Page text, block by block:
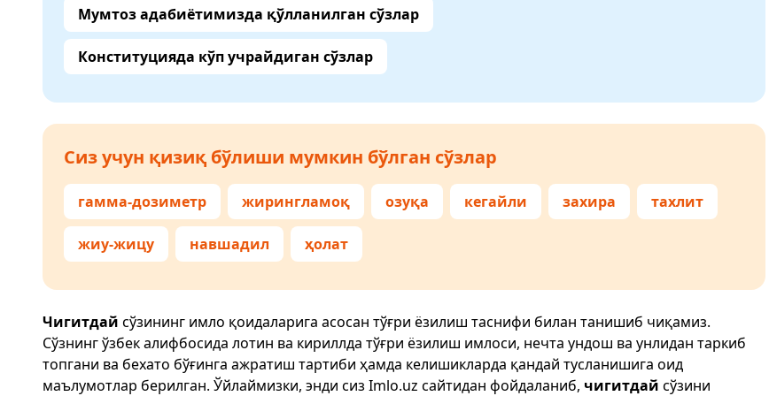
Мумтоз адабиётимизда қўлланилган сўзлар
Конституцияда кўп учрайдиган сўзлар
Сиз учун қизиқ бўлиши мумкин бўлган сўзлар
гамма-дозиметр жирингламоқ озуқа кегайли захира тахлит
жиу-жицу навшадил ҳолат
Чигитдай сўзининг имло қоидаларига асосан тўғри ёзилиш таснифи билан танишиб чиқамиз.
Сўзнинг ўзбек алифбосида лотин ва кириллда тўғри ёзилиш имлоси, нечта ундош ва унлидан таркиб
топгани ва бехато бўғинга ажратиш тартиби ҳамда келишикларда қандай тусланишига оид
маълумотлар берилган. Ўйлаймизки, энди сиз Imlo.uz сайтидан фойдаланиб, чигитдай сўзини